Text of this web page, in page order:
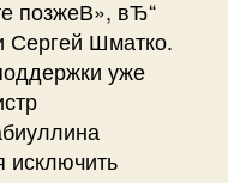
позжеВ», вЂ“
Сергей Шматко.
уже
исключить